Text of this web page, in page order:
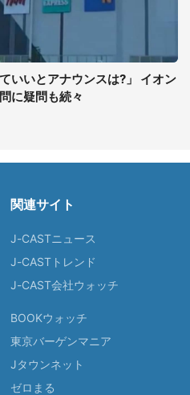
いいとアナウンスは?」 イオン
に疑問も続々
関連サイト
J-CASTニュース
J-CASTトレンド
J-CAST会社ウォッチ
BOOKウォッチ
東京バーゲンマニア
Jタウンネット
ゼロまる